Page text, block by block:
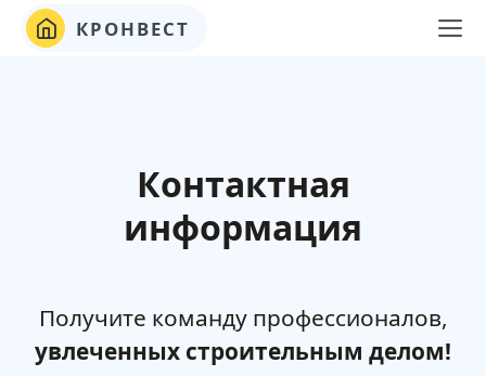
КРОНВЕСТ
Контактная
информация
Получите команду профессионалов,
увлеченных строительным делом!